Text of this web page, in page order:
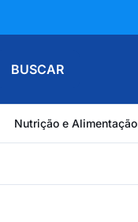
BUSCAR
Nutrição e Alimentação